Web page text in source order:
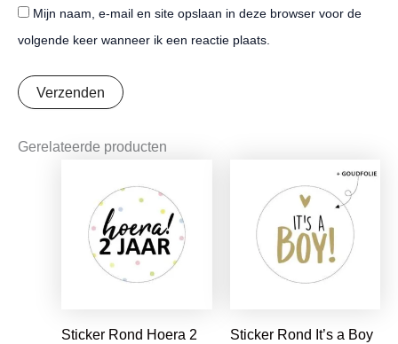
Mijn naam, e-mail en site opslaan in deze browser voor de
volgende keer wanneer ik een reactie plaats.
Gerelateerde producten
Sticker Rond Hoera 2
Sticker Rond It’s a Boy